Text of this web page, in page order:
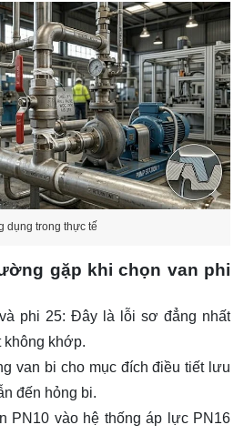
dụng trong thực tế
gặp khi chọn van phi
phi 25: Đây là lỗi sơ đẳng nhất
không khớp.
van bi cho mục đích điều tiết lưu
đến hỏng bi.
PN10 vào hệ thống áp lực PN16